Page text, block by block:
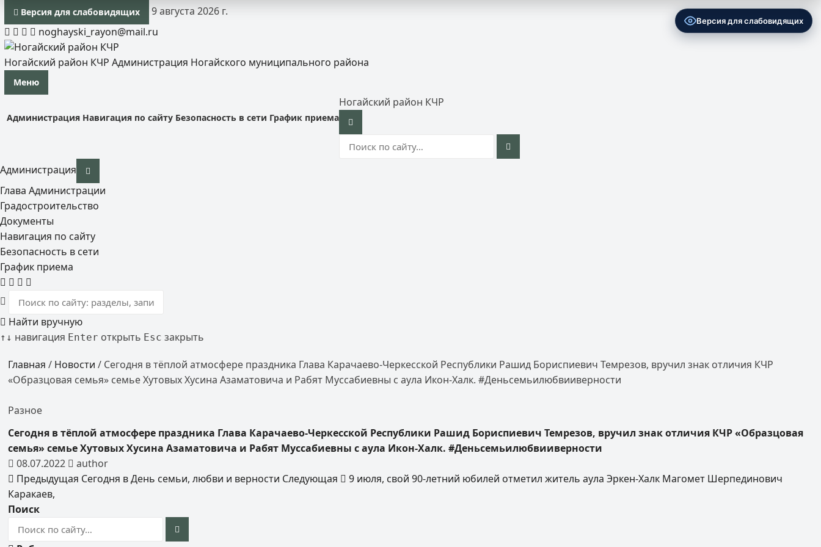
Версия для слабовидящих
9 августа 2026 г.
noghayski_rayon@mail.ru
Ногайский район КЧР Администрация Ногайского муниципального района
Меню
Администрация Навигация по сайту Безопасность в сети График приема
Ногайский район КЧР
Администрация
Глава Администрации
Градостроительство
Документы
Навигация по сайту
Безопасность в сети
График приема
Найти вручную
↑ ↓ навигация Enter открыть Esc закрыть
Главная / Новости / Сегодня в тёплой атмосфере праздника Глава Карачаево-Черкесской Республики Рашид Бориспиевич Темрезов, вручил знак отличия КЧР
«Образцовая семья» семье Хутовых Хусина Азаматовича и Рабят Муссабиевны с аула Икон-Халк. #Деньсемьилюбвииверности
Разное
Сегодня в тёплой атмосфере праздника Глава Карачаево-Черкесской Республики Рашид Бориспиевич Темрезов, вручил знак отличия КЧР «Образцовая
семья» семье Хутовых Хусина Азаматовича и Рабят Муссабиевны с аула Икон-Халк. #Деньсемьилюбвииверности
08.07.2022
author
Предыдущая Сегодня в День семьи, любви и верности Следующая
9 июля, свой 90-летний юбилей отметил житель аула Эркен-Халк Магомет Шерпединович
Каракаев,
Поиск
Версия для слабовидящих